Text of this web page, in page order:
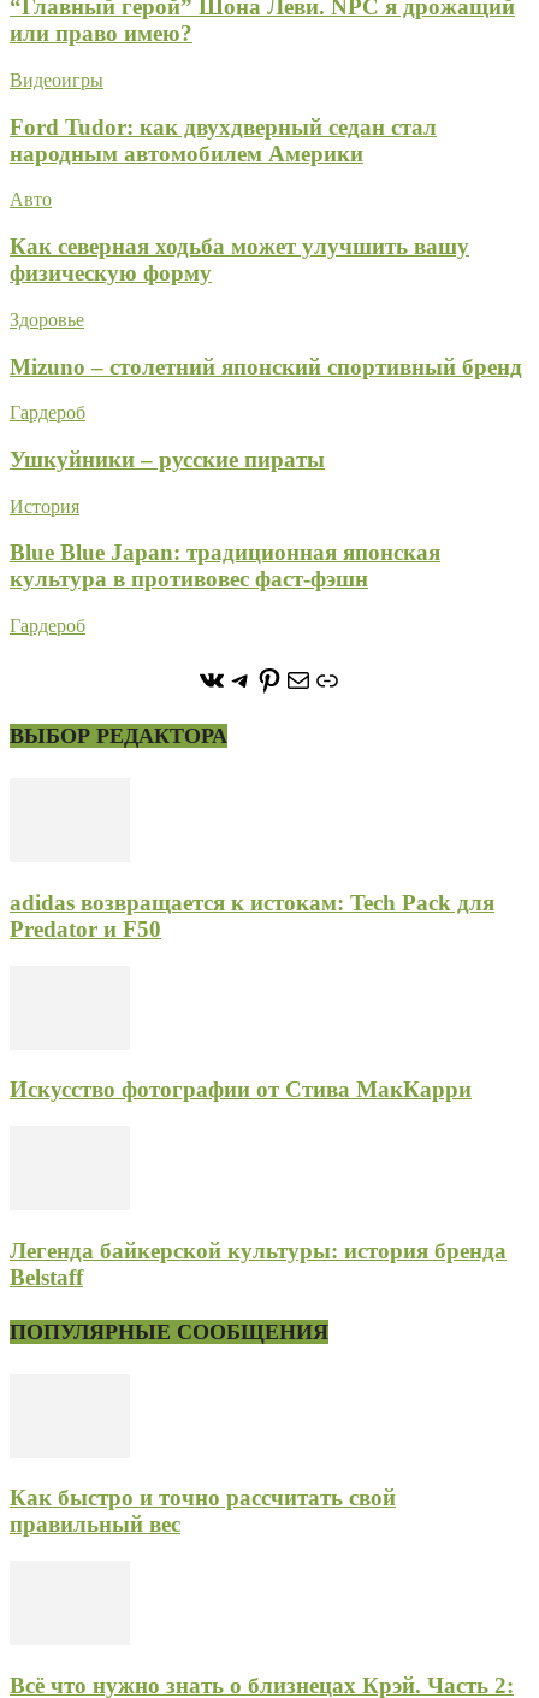
“Главный герой” Шона Леви. NPC я дрожащий
или право имею?
Видеоигры
Ford Tudor: как двухдверный седан стал
народным автомобилем Америки
Авто
Как северная ходьба может улучшить вашу
физическую форму
Здоровье
Mizuno – столетний японский спортивный бренд
Гардероб
Ушкуйники – русские пираты
История
Blue Blue Japan: традиционная японская
культура в противовес фаст-фэшн
Гардероб
https://vk.com/
https://t.me/stoneforest
https://
ПочтаСсылка
ВЫБОР РЕДАКТОРА
adidas возвращается к истокам: Tech Pack для
Predator и F50
Искусство фотографии от Стива МакКарри
Легенда байкерской культуры: история бренда
Belstaff
ПОПУЛЯРНЫЕ СООБЩЕНИЯ
Как быстро и точно рассчитать свой
правильный вес
Всё что нужно знать о близнецах Крэй. Часть 2: